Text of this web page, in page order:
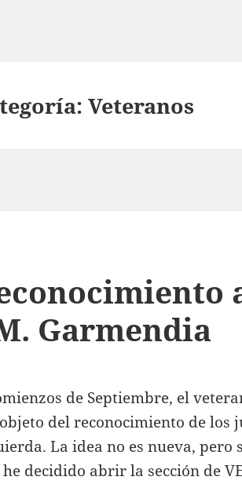
Veteranos
Garmendia
de Septiembre, el
del reconocimiento de los
La idea no es nueva,
decidido abrir la sección de